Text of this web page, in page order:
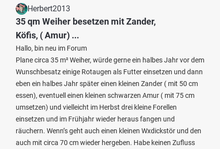
Herbert2013
35 qm Weiher besetzen mit Zander,
Köfis, ( Amur) ...
Hallo, bin neu im Forum
Plane circa 35 m² Weiher, würde gerne ein halbes Jahr vor dem
Wunschbesatz einige Rotaugen als Futter einsetzen und dann
eben ein halbes Jahr später einen kleinen Zander ( mit 50 cm
essen), eventuell einen kleinen schwarzen Amur ( mit 75 cm
umsetzen) und vielleicht im Herbst drei kleine Forellen
einsetzen und im Frühjahr wieder heraus fangen und
räuchern. Wenn’s geht auch einen kleinen Wxdickstör und den
auch mit circa 70 cm wieder hergeben. Habe keinen Zufluss